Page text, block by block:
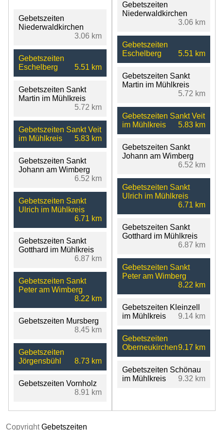
Gebetszeiten
Niederwaldkirchen
3.06 km
Gebetszeiten
Eschelberg
5.51 km
Gebetszeiten Sankt
Martin im Mühlkreis
5.72 km
Gebetszeiten Sankt Veit
im Mühlkreis
5.83 km
Gebetszeiten Sankt
Johann am Wimberg
6.52 km
Gebetszeiten Sankt
Ulrich im Mühlkreis
6.71 km
Gebetszeiten Sankt
Gotthard im Mühlkreis
6.87 km
Gebetszeiten Sankt
Peter am Wimberg
8.22 km
Gebetszeiten Mursberg
8.45 km
Gebetszeiten
Jörgensbühl
8.73 km
Gebetszeiten Vornholz
8.91 km
Gebetszeiten
Niederwaldkirchen
3.06 km
Gebetszeiten
Eschelberg
5.51 km
Gebetszeiten Sankt
Martin im Mühlkreis
5.72 km
Gebetszeiten Sankt Veit
im Mühlkreis
5.83 km
Gebetszeiten Sankt
Johann am Wimberg
6.52 km
Gebetszeiten Sankt
Ulrich im Mühlkreis
6.71 km
Gebetszeiten Sankt
Gotthard im Mühlkreis
6.87 km
Gebetszeiten Sankt
Peter am Wimberg
8.22 km
Gebetszeiten Kleinzell
im Mühlkreis
9.14 km
Gebetszeiten
Oberneukirchen9.17 km
Gebetszeiten Schönau
im Mühlkreis
9.32 km
CopyrightGebetszeiten